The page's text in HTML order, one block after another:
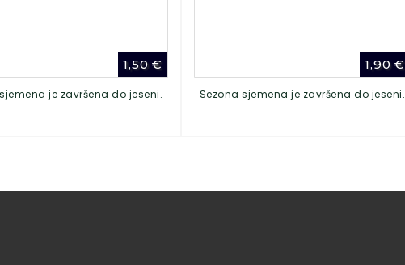
1,50€
je završena do jeseni.
1,90€
Sezona sjemena je završena do jeseni.